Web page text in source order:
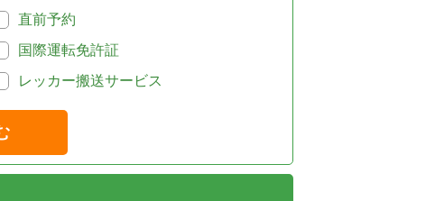
直前予約
国際運転免許証
レッカー搬送サービス